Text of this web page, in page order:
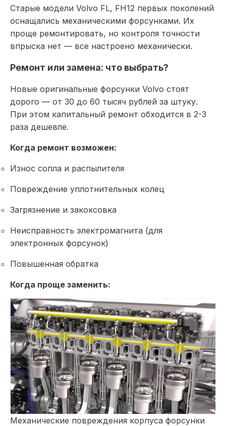
Старые модели Volvo FL, FH12 первых поколений
оснащались механическими форсунками. Их
проще ремонтировать, но контроля точности
впрыска нет — все настроено механически.
Ремонт или замена: что выбрать?
Новые оригинальные форсунки Volvo стоят
дорого — от 30 до 60 тысяч рублей за штуку.
При этом капитальный ремонт обходится в 2-3
раза дешевле.
Когда ремонт возможен:
Износ сопла и распылителя
Повреждение уплотнительных колец
Загрязнение и закоксовка
Неисправность электромагнита (для
электронных форсунок)
Повышенная обратка
Когда проще заменить:
Механические повреждения корпуса форсунки